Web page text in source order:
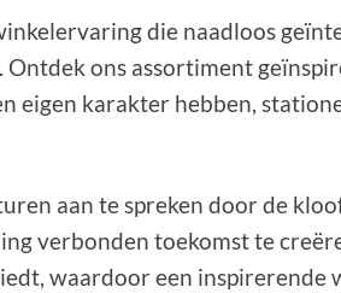
die naadloos
ons assortiment
eigen karakter hebben,
aan te spreken door de
verbonden toekomst te
waardoor een inspirerende